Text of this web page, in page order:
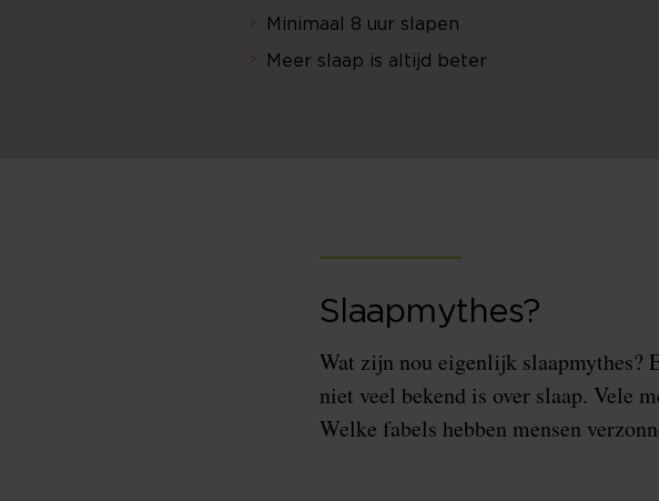
Minimaal 8 uur slapen
Meer slaap is altijd beter
Slaapmythes?
Wat zijn nou eigenlijk slaapmythes?
niet veel bekend is over slaap. Vele
Welke fabels hebben mensen